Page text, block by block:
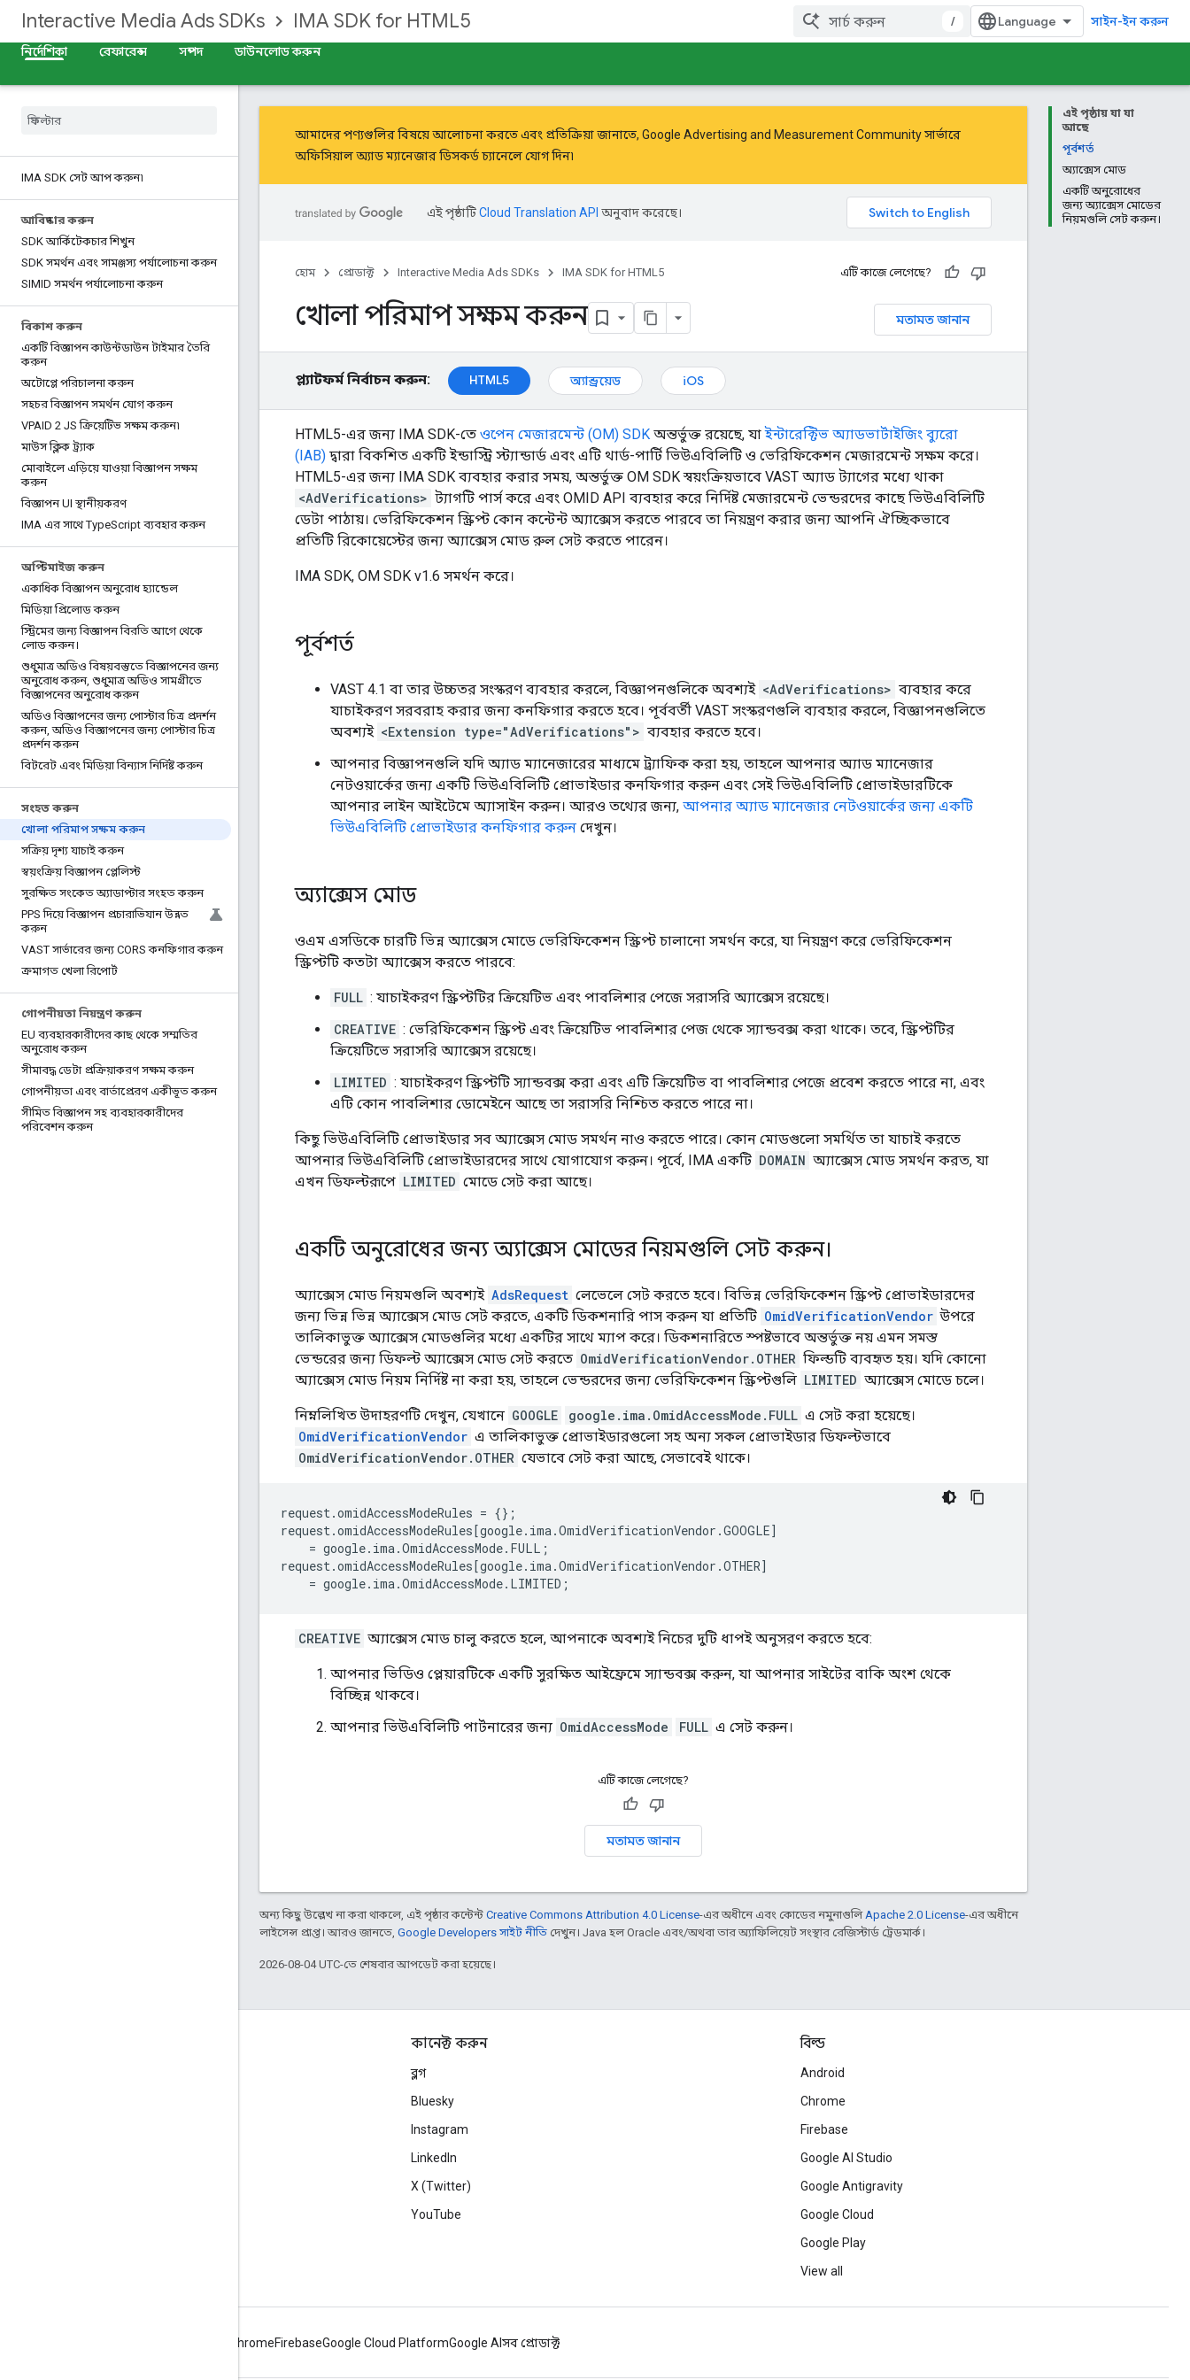
Interactive Media Ads SDKs IMA SDK for HTML5 / সাইন-ইন করুন
নির্দেশিকা রেফারেন্স সম্পদ ডাউনলোড করুন
IMA SDK সেট আপ করুন৷
আবিষ্কার করুন
SDK আর্কিটেকচার শিখুন
SDK সমর্থন এবং সামঞ্জস্য পর্যালোচনা করুন
SIMID সমর্থন পর্যালোচনা করুন
বিকাশ করুন
একটি বিজ্ঞাপন কাউন্টডাউন টাইমার তৈরি
করুন
অটোপ্লে পরিচালনা করুন
সহচর বিজ্ঞাপন সমর্থন যোগ করুন
VPAID 2 JS ক্রিয়েটিভ সক্ষম করুন৷
মাউস ক্লিক ট্র্যাক
মোবাইলে এড়িয়ে যাওয়া বিজ্ঞাপন সক্ষম
করুন
বিজ্ঞাপন UI স্থানীয়করণ
IMA এর সাথে TypeScript ব্যবহার করুন
অপ্টিমাইজ করুন
একাধিক বিজ্ঞাপন অনুরোধ হ্যান্ডেল
মিডিয়া প্রিলোড করুন
স্ট্রিমের জন্য বিজ্ঞাপন বিরতি আগে থেকে
লোড করুন।
শুধুমাত্র অডিও বিষয়বস্তুতে বিজ্ঞাপনের জন্য
অনুরোধ করুন, শুধুমাত্র অডিও সামগ্রীতে
বিজ্ঞাপনের অনুরোধ করুন
অডিও বিজ্ঞাপনের জন্য পোস্টার চিত্র প্রদর্শন
করুন, অডিও বিজ্ঞাপনের জন্য পোস্টার চিত্র
প্রদর্শন করুন
বিটরেট এবং মিডিয়া বিন্যাস নির্দিষ্ট করুন
সংহত করুন
খোলা পরিমাপ সক্ষম করুন
সক্রিয় দৃশ্য যাচাই করুন
স্বয়ংক্রিয় বিজ্ঞাপন প্লেলিস্ট
সুরক্ষিত সংকেত অ্যাডাপ্টার সংহত করুন
PPS দিয়ে বিজ্ঞাপন প্রচারাভিযান উন্নত
করুন
VAST সার্ভারের জন্য CORS কনফিগার করুন
ক্রমাগত খেলা রিপোর্ট
গোপনীয়তা নিয়ন্ত্রণ করুন
EU ব্যবহারকারীদের কাছ থেকে সম্মতির
অনুরোধ করুন
সীমাবদ্ধ ডেটা প্রক্রিয়াকরণ সক্ষম করুন
গোপনীয়তা এবং বার্তাপ্রেরণ একীভূত করুন
সীমিত বিজ্ঞাপন সহ ব্যবহারকারীদের
পরিবেশন করুন
এই পৃষ্ঠায় যা যা
আছে
পূর্বশর্ত
অ্যাক্সেস মোড
একটি অনুরোধের
জন্য অ্যাক্সেস মোডের
নিয়মগুলি সেট করুন।
আমাদের পণ্যগুলির বিষয়ে আলোচনা করতে এবং প্রতিক্রিয়া জানাতে, Google Advertising and Measurement Communityসার্ভারে
অফিসিয়াল অ্যাড ম্যানেজার ডিসকর্ড চ্যানেলে যোগ দিন৷
এই পৃষ্ঠাটিCloud Translation API অনুবাদ করেছে।
হোম প্রোডাক্ট Interactive Media Ads SDKs IMA SDK for HTML5 এটি কাজে লেগেছে?
মতামত জানান
খোলা পরিমাপ সক্ষম করুন
প্ল্যাটফর্ম নির্বাচন করুন: HTML5 অ্যান্ড্রয়েড iOS
HTML5-এর জন্য IMA SDK-তে ওপেন মেজারমেন্ট (OM) SDK অন্তর্ভুক্ত রয়েছে, যাইন্টারেক্টিভ অ্যাডভার্টাইজিং ব্যুরো
(IAB) দ্বারা বিকশিত একটি ইন্ডাস্ট্রি স্ট্যান্ডার্ড এবং এটি থার্ড-পার্টি ভিউএবিলিটি ও ভেরিফিকেশন মেজারমেন্ট সক্ষম করে।
HTML5-এর জন্য IMA SDK ব্যবহার করার সময়, অন্তর্ভুক্ত OM SDK স্বয়ংক্রিয়ভাবে VAST অ্যাড ট্যাগের মধ্যে থাকা
<AdVerifications> ট্যাগটি পার্স করে এবং OMID API ব্যবহার করে নির্দিষ্ট মেজারমেন্ট ভেন্ডরদের কাছে ভিউএবিলিটি
ডেটা পাঠায়। ভেরিফিকেশন স্ক্রিপ্ট কোন কন্টেন্ট অ্যাক্সেস করতে পারবে তা নিয়ন্ত্রণ করার জন্য আপনি ঐচ্ছিকভাবে
প্রতিটি রিকোয়েস্টের জন্য অ্যাক্সেস মোড রুল সেট করতে পারেন।
IMA SDK, OM SDK v1.6 সমর্থন করে।
পূর্বশর্ত
VAST 4.1 বা তার উচ্চতর সংস্করণ ব্যবহার করলে, বিজ্ঞাপনগুলিকে অবশ্যই <AdVerifications> ব্যবহার করে
যাচাইকরণ সরবরাহ করার জন্য কনফিগার করতে হবে। পূর্ববর্তী VAST সংস্করণগুলি ব্যবহার করলে, বিজ্ঞাপনগুলিতে
অবশ্যই <Extension type="AdVerifications"> ব্যবহার করতে হবে।
আপনার বিজ্ঞাপনগুলি যদি অ্যাড ম্যানেজারের মাধ্যমে ট্র্যাফিক করা হয়, তাহলে আপনার অ্যাড ম্যানেজার
নেটওয়ার্কের জন্য একটি ভিউএবিলিটি প্রোভাইডার কনফিগার করুন এবং সেই ভিউএবিলিটি প্রোভাইডারটিকে
আপনার লাইন আইটেমে অ্যাসাইন করুন। আরও তথ্যের জন্য, আপনার অ্যাড ম্যানেজার নেটওয়ার্কের জন্য একটি
ভিউএবিলিটি প্রোভাইডার কনফিগার করুন দেখুন।
অ্যাক্সেস মোড
ওএম এসডিকে চারটি ভিন্ন অ্যাক্সেস মোডে ভেরিফিকেশন স্ক্রিপ্ট চালানো সমর্থন করে, যা নিয়ন্ত্রণ করে ভেরিফিকেশন
স্ক্রিপ্টটি কতটা অ্যাক্সেস করতে পারবে:
FULL : যাচাইকরণ স্ক্রিপ্টটির ক্রিয়েটিভ এবং পাবলিশার পেজে সরাসরি অ্যাক্সেস রয়েছে।
CREATIVE : ভেরিফিকেশন স্ক্রিপ্ট এবং ক্রিয়েটিভ পাবলিশার পেজ থেকে স্যান্ডবক্স করা থাকে। তবে, স্ক্রিপ্টটির
ক্রিয়েটিভে সরাসরি অ্যাক্সেস রয়েছে।
LIMITED : যাচাইকরণ স্ক্রিপ্টটি স্যান্ডবক্স করা এবং এটি ক্রিয়েটিভ বা পাবলিশার পেজে প্রবেশ করতে পারে না, এবং
এটি কোন পাবলিশার ডোমেইনে আছে তা সরাসরি নিশ্চিত করতে পারে না।
কিছু ভিউএবিলিটি প্রোভাইডার সব অ্যাক্সেস মোড সমর্থন নাও করতে পারে। কোন মোডগুলো সমর্থিত তা যাচাই করতে
আপনার ভিউএবিলিটি প্রোভাইডারদের সাথে যোগাযোগ করুন। পূর্বে, IMA একটি DOMAIN অ্যাক্সেস মোড সমর্থন করত, যা
এখন ডিফল্টরূপে LIMITED মোডে সেট করা আছে।
একটি অনুরোধের জন্য অ্যাক্সেস মোডের নিয়মগুলি সেট করুন।
অ্যাক্সেস মোড নিয়মগুলি অবশ্যই AdsRequest লেভেলে সেট করতে হবে। বিভিন্ন ভেরিফিকেশন স্ক্রিপ্ট প্রোভাইডারদের
জন্য ভিন্ন ভিন্ন অ্যাক্সেস মোড সেট করতে, একটি ডিকশনারি পাস করুন যা প্রতিটি OmidVerificationVendor উপরে
তালিকাভুক্ত অ্যাক্সেস মোডগুলির মধ্যে একটির সাথে ম্যাপ করে। ডিকশনারিতে স্পষ্টভাবে অন্তর্ভুক্ত নয় এমন সমস্ত
ভেন্ডরের জন্য ডিফল্ট অ্যাক্সেস মোড সেট করতে OmidVerificationVendor.OTHER ফিল্ডটি ব্যবহৃত হয়। যদি কোনো
অ্যাক্সেস মোড নিয়ম নির্দিষ্ট না করা হয়, তাহলে ভেন্ডরদের জন্য ভেরিফিকেশন স্ক্রিপ্টগুলি LIMITED অ্যাক্সেস মোডে চলে।
নিম্নলিখিত উদাহরণটি দেখুন, যেখানে GOOGLE google.ima.OmidAccessMode.FULL এ সেট করা হয়েছে।
OmidVerificationVendor এ তালিকাভুক্ত প্রোভাইডারগুলো সহ অন্য সকল প্রোভাইডার ডিফল্টভাবে
OmidVerificationVendor.OTHER যেভাবে সেট করা আছে, সেভাবেই থাকে।
request.omidAccessModeRules = {};
request.omidAccessModeRules[google. ima.OmidVerificationVendor .GOOGLE]
= google. ima.OmidAccessMode. FULL ;
request.omidAccessModeRules[google. ima.OmidVerificationVendor .OTHER]
= google. ima.OmidAccessMode. LIMITED ;
CREATIVE অ্যাক্সেস মোড চালু করতে হলে, আপনাকে অবশ্যই নিচের দুটি ধাপই অনুসরণ করতে হবে:
আপনার ভিডিও প্লেয়ারটিকে একটি সুরক্ষিত আইফ্রেমে স্যান্ডবক্স করুন, যা আপনার সাইটের বাকি অংশ থেকে
বিচ্ছিন্ন থাকবে।
আপনার ভিউএবিলিটি পার্টনারের জন্য OmidAccessMode FULL এ সেট করুন।
এটি কাজে লেগেছে?
মতামত জানান
অন্য কিছু উল্লেখ না করা থাকলে, এই পৃষ্ঠার কন্টেন্ট Creative Commons Attribution 4.0 License-এর অধীনে এবং কোডের নমুনাগুলি Apache 2.0 License-এর অধীনে
লাইসেন্স প্রাপ্ত। আরও জানতে, Google Developers সাইট নীতি দেখুন। Java হল Oracle এবং/অথবা তার অ্যাফিলিয়েট সংস্থার রেজিস্টার্ড ট্রেডমার্ক।
2026-08-04 UTC-তে শেষবার আপডেট করা হয়েছে।
কানেক্ট করুন
ব্লগ
Bluesky
Instagram
LinkedIn
X (Twitter)
YouTube
বিল্ড
Android
Chrome
Firebase
Google AI Studio
Google Antigravity
Google Cloud
Google Play
View all
ChromeFirebaseGoogle Cloud PlatformGoogle AI সব প্রোডাক্ট